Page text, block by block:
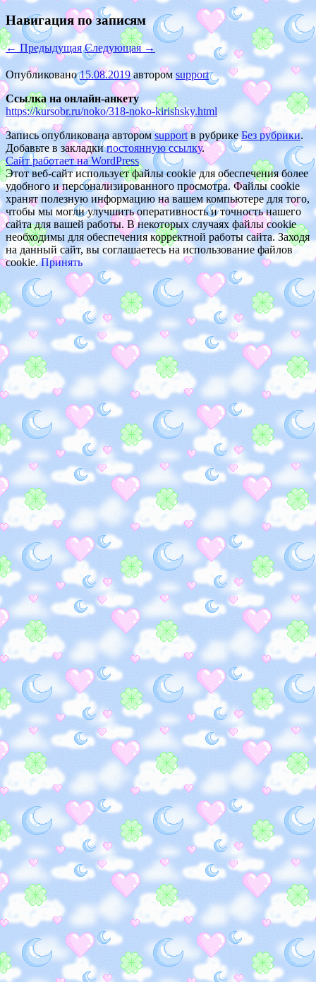
Навигация по записям
←Предыдущая Следующая→
Опубликовано15.08.2019 автором support
Ссылка на онлайн-анкету
https://kursobr.ru/noko/318-noko-kirishsky.html
Запись опубликована авторомsupportв рубрикеБез рубрики.
Добавьте в закладкипостоянную ссылку.
Сайт работает на WordPress
Этот веб-сайт использует файлы cookie для обеспечения более
удобного и персонализированного просмотра. Файлы cookie
хранят полезную информацию на вашем компьютере для того,
чтобы мы могли улучшить оперативность и точность нашего
сайта для вашей работы. В некоторых случаях файлы cookie
необходимы для обеспечения корректной работы сайта. Заходя
на данный сайт, вы соглашаетесь на использование файлов
cookie.Принять